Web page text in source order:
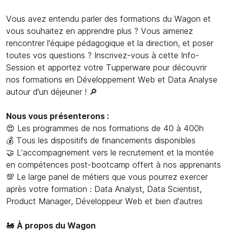
Vous avez entendu parler des formations du Wagon et
vous souhaitez en apprendre plus ? Vous aimeriez
rencontrer l'équipe pédagogique et la direction, et poser
toutes vos questions ? Inscrivez-vous à cette Info-
Session et apportez votre Tupperware pour découvrir
nos formations en Développement Web et Data Analyse
autour d'un déjeuner ! 🔎
Nous vous présenterons :
😍 Les programmes de nos formations de 40 à 400h
💰 Tous les dispositifs de financements disponibles
🤝 L’accompagnement vers le recrutement et la montée
en compétences post-bootcamp offert à nos apprenants
💯 Le large panel de métiers que vous pourrez exercer
après votre formation : Data Analyst, Data Scientist,
Product Manager, Développeur Web et bien d'autres
🚂 À propos du Wagon